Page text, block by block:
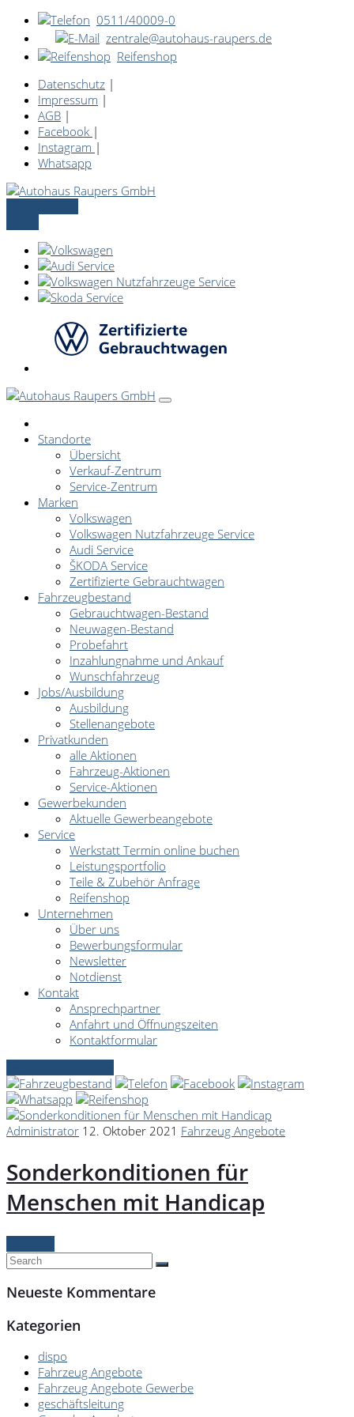
0511/40009-0
zentrale@autohaus-raupers.de
Reifenshop
Datenschutz |
Impressum |
AGB |
Facebook |
Instagram |
Whatsapp
Standorte
Übersicht
Verkauf-Zentrum
Service-Zentrum
Marken
Volkswagen
Volkswagen Nutzfahrzeuge Service
Audi Service
ŠKODA Service
Zertifizierte Gebrauchtwagen
Fahrzeugbestand
Gebrauchtwagen-Bestand
Neuwagen-Bestand
Probefahrt
Inzahlungnahme und Ankauf
Wunschfahrzeug
Jobs/Ausbildung
Ausbildung
Stellenangebote
Privatkunden
alle Aktionen
Fahrzeug-Aktionen
Service-Aktionen
Gewerbekunden
Aktuelle Gewerbeangebote
Service
Werkstatt Termin online buchen
Leistungsportfolio
Teile & Zubehör Anfrage
Reifenshop
Unternehmen
Über uns
Bewerbungsformular
Newsletter
Notdienst
Kontakt
Ansprechpartner
Anfahrt und Öffnungszeiten
Kontaktformular
Administrator 12. Oktober 2021 Fahrzeug Angebote
Sonderkonditionen für
Menschen mit Handicap
Neueste Kommentare
Kategorien
dispo
Fahrzeug Angebote
Fahrzeug Angebote Gewerbe
geschäftsleitung